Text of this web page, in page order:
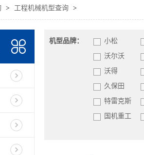
> 工程机械机型查询 >
机型品牌： 小松
沃尔沃
沃得
久保田
特雷克斯
国机重工